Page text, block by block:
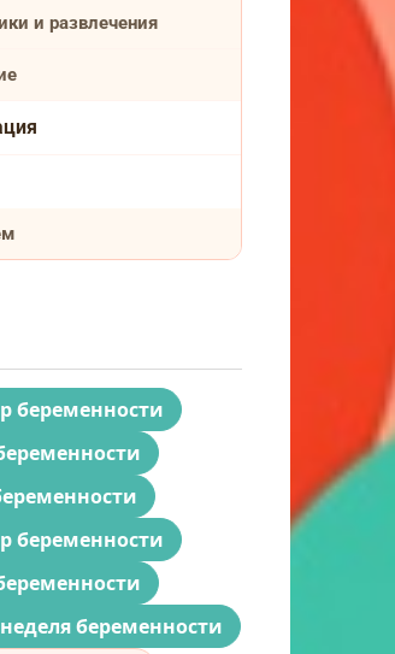
и развлечения
беременности
беременности
беременности